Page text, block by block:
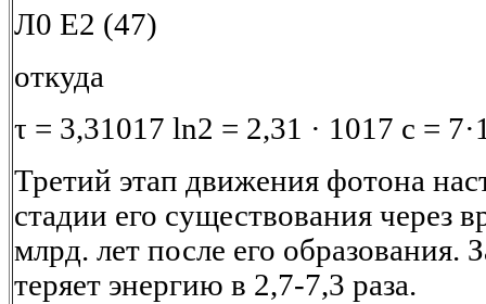
Л0 E2 (47)
откуда
τ = 3,31017 ln2 = 2,31 · 1017 c =
Третий этап движения фотона
стадии его существования через
млрд. лет после его образования.
теряет энергию в 2,7-7,3 раза.